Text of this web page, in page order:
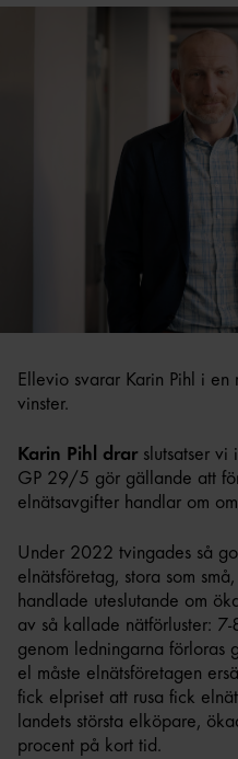
Ellevio svarar Karin Pihl i
vinster.
Karin Pihl drar slutsatser
GP 29/5 gör gällande att
elnätsavgifter handlar om
Under 2022 tvingades så
elnätsföretag, stora som
handlade uteslutande om
av så kallade nätförluster:
genom ledningarna förloras
el måste elnätsföretagen
fick elpriset att rusa fick
landets största elköpare,
procent på kort tid.